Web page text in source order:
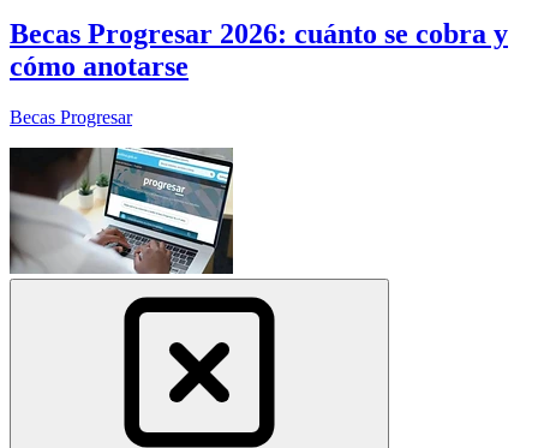
Becas Progresar 2026: cuánto se cobra y
cómo anotarse
Becas Progresar